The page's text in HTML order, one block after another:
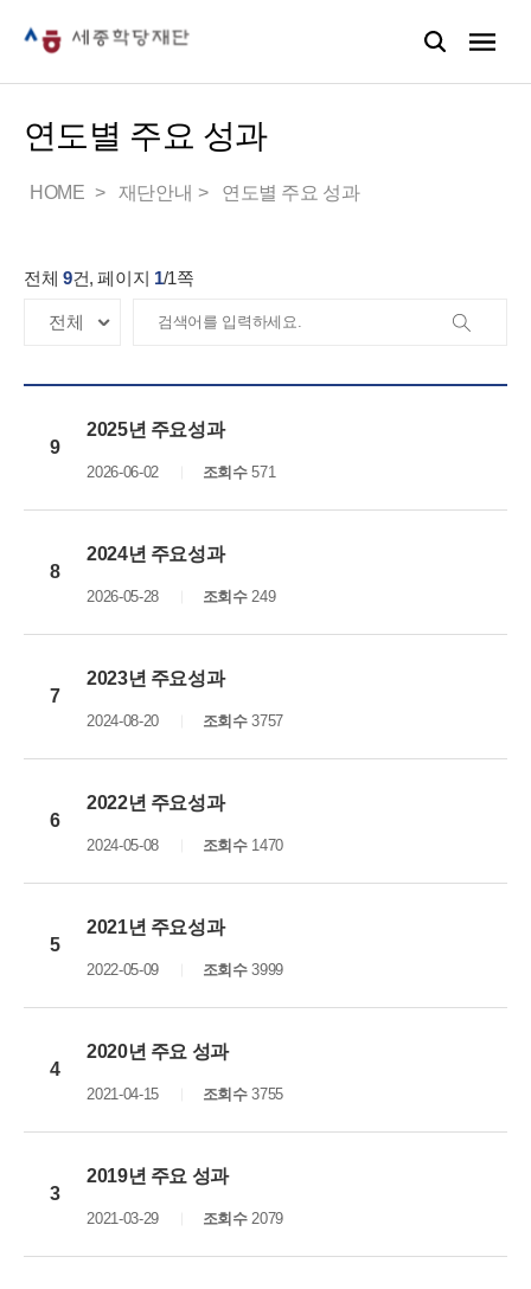
연도별 주요 성과
HOME 재단안내 연도별 주요 성과
전체 9건, 페이지 1/1쪽
9
2025년 주요성과
2026-06-02 조회수571
8
2024년 주요성과
2026-05-28 조회수249
7
2023년 주요성과
2024-08-20 조회수3757
6
2022년 주요성과
2024-05-08 조회수1470
5
2021년 주요성과
2022-05-09 조회수3999
4
2020년 주요 성과
2021-04-15 조회수3755
3
2019년 주요 성과
2021-03-29 조회수2079